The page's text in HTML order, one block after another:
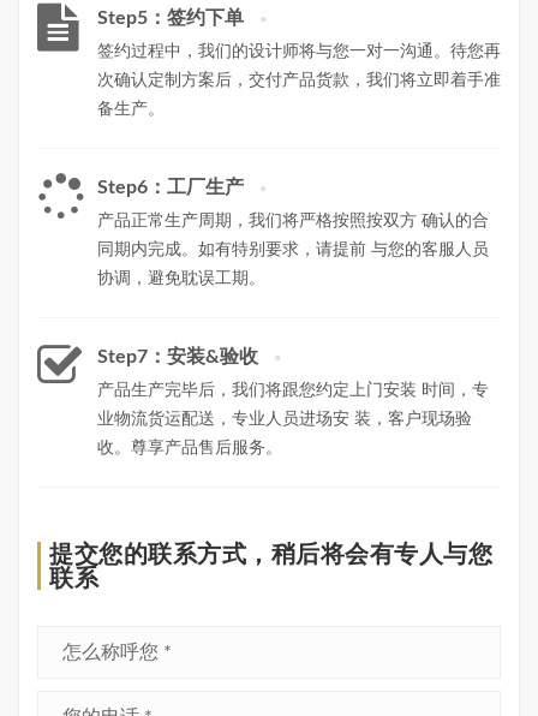
Step5：签约下单
签约过程中，我们的设计师将与您一对一沟通。待您再
次确认定制方案后，交付产品货款，我们将立即着手准
备生产。
Step6：工厂生产
产品正常生产周期，我们将严格按照按双方 确认的合
同期内完成。如有特别要求，请提前 与您的客服人员
协调，避免耽误工期。
Step7：安装&验收
产品生产完毕后，我们将跟您约定上门安装 时间，专
业物流货运配送，专业人员进场安 装，客户现场验
收。尊享产品售后服务。
提交您的联系方式，稍后将会有专人与您
联系